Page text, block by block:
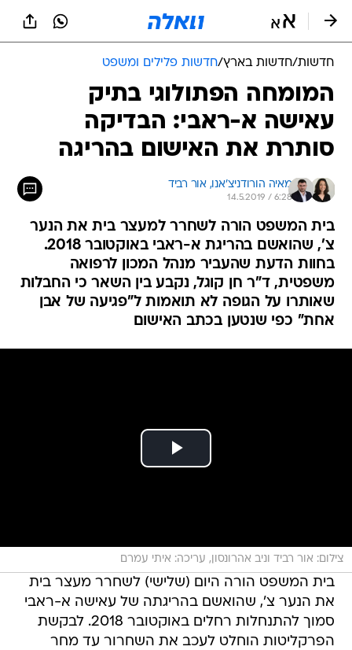
חדשות/חדשות בארץ/חדשות פלילים ומשפט
המומחה הפתולוגי בתיק
עאישה א-ראבי: הבדיקה
סותרת את האישום בהריגה
מאיה הורודניצ'אנו, אור רביד
14.5.2019 / 6:28
בית המשפט הורה לשחרר למעצר בית את הנער
צ', שהואשם בהריגת א-ראבי באוקטובר 2018.
בחוות הדעת שהעביר מנהל המכון לרפואה
משפטית, ד"ר חן קוגל, נקבע בין השאר כי החבלות
שאותרו על הגופה לא תואמות ל"פגיעה של אבן
אחת" כפי שנטען בכתב האישום
צילום: אור רביד וניב אהרונסון, עריכה: איתי עמרם
בית המשפט הורה היום (שלישי) לשחרר מעצר בית
את הנער צ', שהואשם בהריגתה של עאישה א-ראבי
סמוך להתנחלות רחלים באוקטובר 2018. לבקשת
הפרקליטות הוחלט לעכב את השחרור עד מחר